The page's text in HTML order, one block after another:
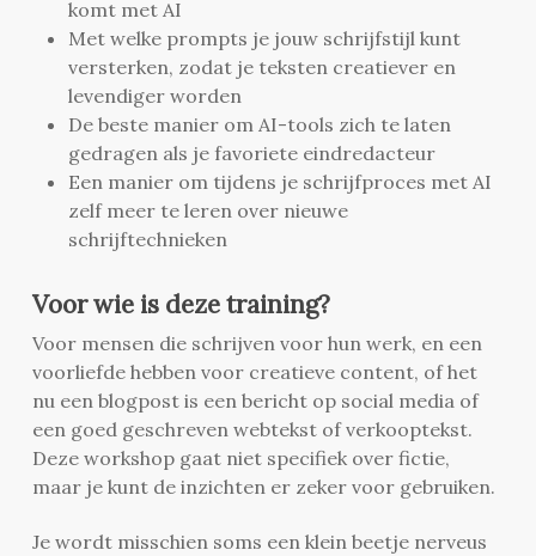
komt met AI
Met welke prompts je jouw schrijfstijl kunt
versterken, zodat je teksten creatiever en
levendiger worden
De beste manier om AI-tools zich te laten
gedragen als je favoriete eindredacteur
Een manier om tijdens je schrijfproces met AI
zelf meer te leren over nieuwe
schrijftechnieken
Voor wie is deze training?
Voor mensen die schrijven voor hun werk, en een
voorliefde hebben voor creatieve content, of het
nu een blogpost is een bericht op social media of
een goed geschreven webtekst of verkooptekst.
Deze workshop gaat niet specifiek over fictie,
maar je kunt de inzichten er zeker voor gebruiken.
Je wordt misschien soms een klein beetje nerveus